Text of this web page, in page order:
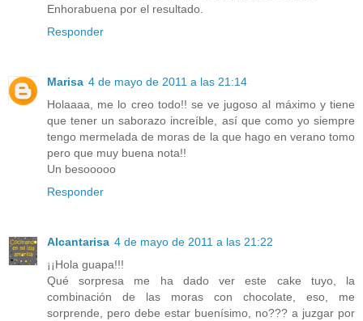
Enhorabuena por el resultado.
Responder
Marisa 4 de mayo de 2011 a las 21:14
Holaaaa, me lo creo todo!! se ve jugoso al máximo y tiene
que tener un saborazo increíble, así que como yo siempre
tengo mermelada de moras de la que hago en verano tomo
pero que muy buena nota!!
Un besooooo
Responder
Alcantarisa 4 de mayo de 2011 a las 21:22
¡¡Hola guapa!!!
Qué sorpresa me ha dado ver este cake tuyo, la
combinación de las moras con chocolate, eso, me
sorprende, pero debe estar buenísimo, no??? a juzgar por